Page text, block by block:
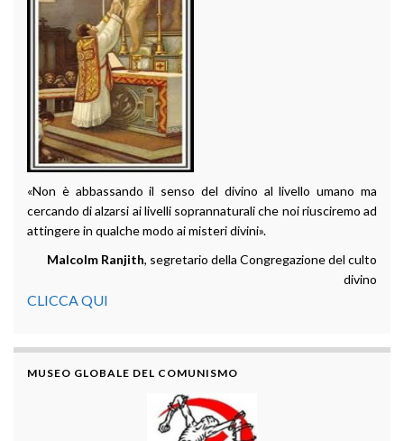
«Non è abbassando il senso del divino al livello umano ma
cercando di alzarsi ai livelli soprannaturali che noi riusciremo ad
attingere in qualche modo ai misteri divini».
Malcolm Ranjith, segretario della Congregazione del culto
divino
CLICCA QUI
MUSEO GLOBALE DEL COMUNISMO